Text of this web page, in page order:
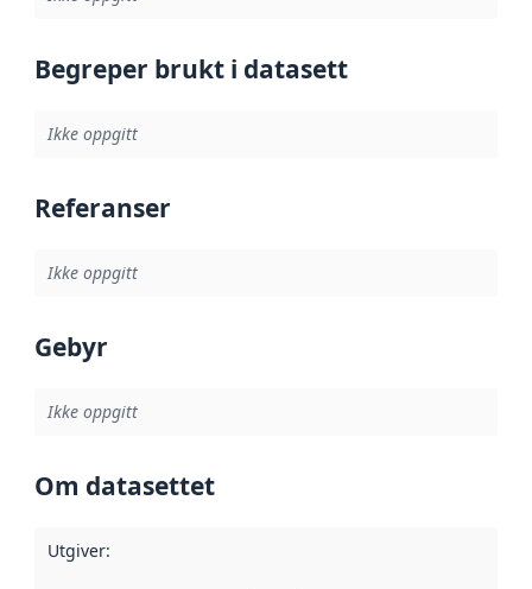
Begreper brukt i datasett
Ikke oppgitt
Referanser
Ikke oppgitt
Gebyr
Ikke oppgitt
Om datasettet
Utgiver: